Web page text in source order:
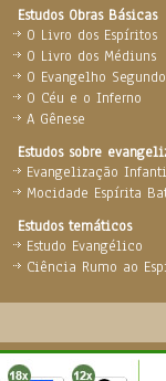
Estudos Obras Básicas
O Livro dos Espíritos
O Livro dos Médiuns
O Evangelho
O Céu e o Inferno
A Gênese
Estudos sobre
Evangelização
Mocidade Espírita
Estudos temáticos
Estudo Evangélico
Ciência Rumo ao